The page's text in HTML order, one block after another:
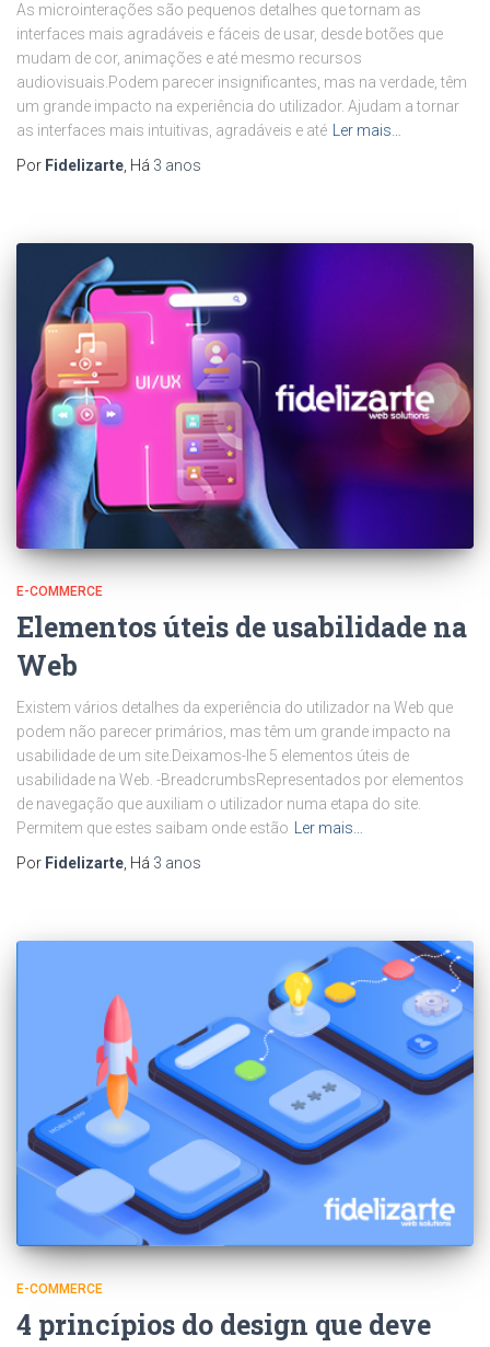
As microinterações são pequenos detalhes que tornam as
interfaces mais agradáveis e fáceis de usar, desde botões que
mudam de cor, animações e até mesmo recursos
audiovisuais.Podem parecer insignificantes, mas na verdade, têm
um grande impacto na experiência do utilizador. Ajudam a tornar
as interfaces mais intuitivas, agradáveis e até Ler mais…
Por Fidelizarte, Há 3 anos
E-COMMERCE
Elementos úteis de usabilidade na
Web
Existem vários detalhes da experiência do utilizador na Web que
podem não parecer primários, mas têm um grande impacto na
usabilidade de um site.Deixamos-lhe 5 elementos úteis de
usabilidade na Web. -BreadcrumbsRepresentados por elementos
de navegação que auxiliam o utilizador numa etapa do site.
Permitem que estes saibam onde estão
Ler mais…
Por Fidelizarte , Há 3 anos
E-COMMERCE
4 princípios do design que deve